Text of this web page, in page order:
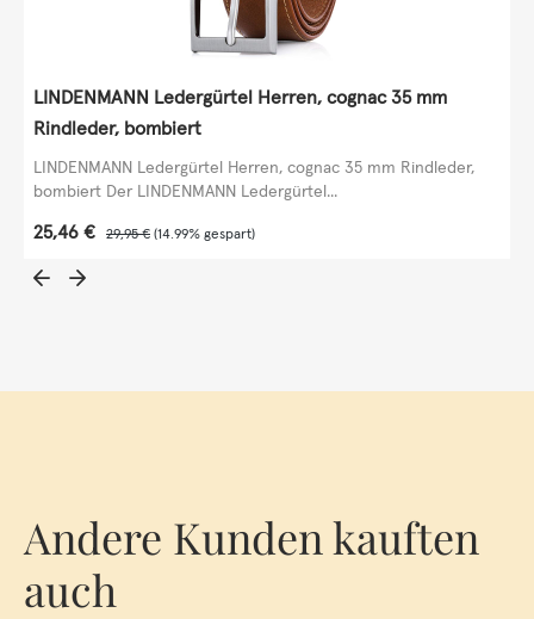
LINDENMANN Ledergürtel Herren, cognac 35 mm
Rindleder, bombiert
LINDENMANN Ledergürtel Herren, cognac 35 mm Rindleder,
bombiert Der LINDENMANN Ledergürtel...
Verkaufspreis:
25,46 € Regulärer Preis:
29,95 € (14.99% gespart)
Andere Kunden kauften
auch